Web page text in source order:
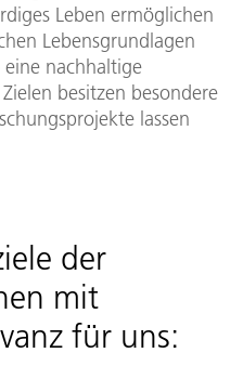
Leben ermöglichen
Lebensgrundlagen
nachhaltige
besitzen besondere
lassen
der
mit
für uns: